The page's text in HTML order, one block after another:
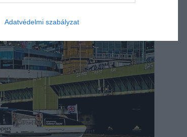
Adatvédelmi szabályzat